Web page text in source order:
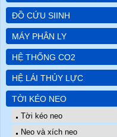
ĐỒ CỨU SIINH
MÁY PHÂN LY
HỆ THỐNG CO2
HỆ LÁI THỦY LỰC
TỜI KÉO NEO
Tời kéo neo
Neo và xích neo